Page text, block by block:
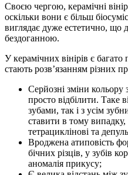
Своєю чергою, керамічні
оскільки вони є більш
виглядає дуже естетично, що
бездоганною.
У керамічних вінірів є
стають розв’язанням різних
Серйозні зміни кольору
просто відбілити. Таке
зубами, так і з усім
ставити в тому випадку,
тетрациклінові та
Вроджена атиповість
бічних різців, у зубів
аномалія прикусу;